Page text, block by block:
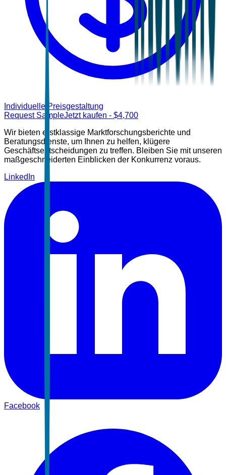
Individuelle Preisgestaltung
Request SampleJetzt kaufen - $4,700
Wir bieten erstklassige Marktforschungsberichte und
Beratungsdienste, um Ihnen zu helfen, klügere
Geschäftsentscheidungen zu treffen. Bleiben Sie mit unseren
maßgeschneiderten Einblicken der Konkurrenz voraus.
LinkedIn
Facebook